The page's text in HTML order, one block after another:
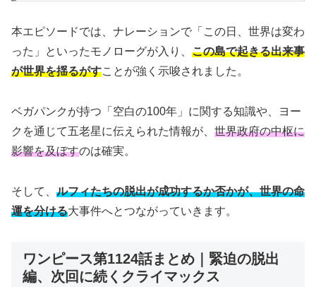
本エピソードでは、ナレーションで「この日、世界は変わ
った」といったモノローグが入り、 この島で起きる出来事
が世界を揺るがすことが強く示唆されました。
ベガパンクが持つ「空白の100年」に関する知識や、ヨー
クを通じて五老星に伝えられた情報が、 世界政府の中枢に
影響を及ぼすのは確実。
そして、 ルフィたちの脱出が成功するか否かが、世界の命
運を分ける大事件へとつながっていきます。
ワンピース第1124話まとめ｜緊迫の脱出
編、次回に続くクライマックス